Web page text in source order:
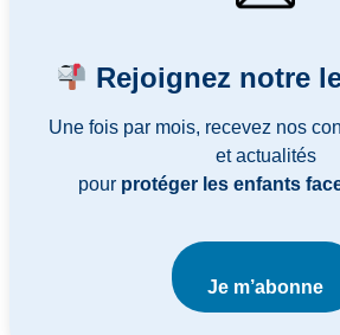
Rejoignez notre
Une fois par mois, recevez nos
et actualités
pour protéger les enfants
Je m’abonne